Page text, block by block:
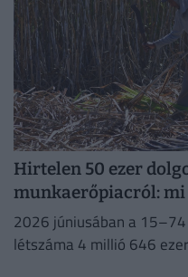
Hirtelen 50 ezer
munkaerőpiacról:
2026 júniusában a
létszáma 4 millió 646